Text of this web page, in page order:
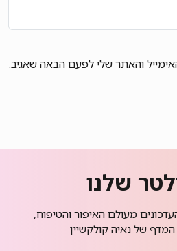
והאתר שלי לפעם הבאה שאגיב.
שלנו
מעולם האיפור והטיפוח,
של נאיה קולקשיין